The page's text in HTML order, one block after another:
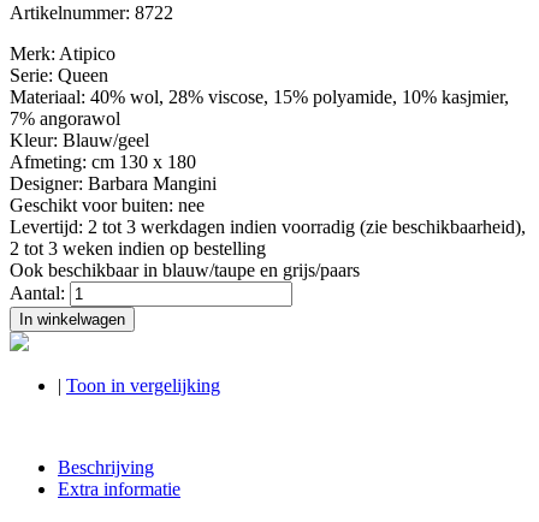
Artikelnummer: 8722
Merk: Atipico
Serie: Queen
Materiaal: 40% wol, 28% viscose, 15% polyamide, 10% kasjmier,
7% angorawol
Kleur: Blauw/geel
Afmeting: cm 130 x 180
Designer: Barbara Mangini
Geschikt voor buiten: nee
Levertijd: 2 tot 3 werkdagen indien voorradig (zie beschikbaarheid),
2 tot 3 weken indien op bestelling
Ook beschikbaar in blauw/taupe en grijs/paars
Aantal:
In winkelwagen
| Toon in vergelijking
Beschrijving
Extra informatie